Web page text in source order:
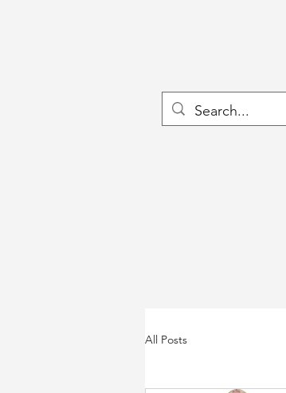
All Posts